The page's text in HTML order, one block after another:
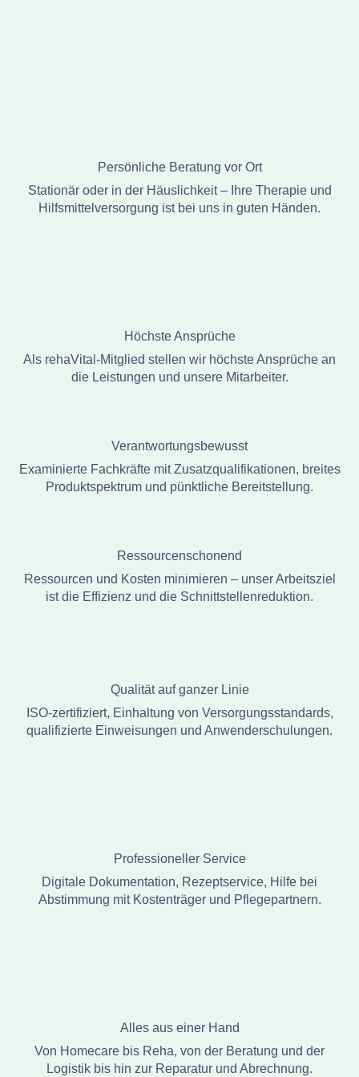
Persönliche Beratung vor Ort
Stationär oder in der Häuslichkeit – Ihre Therapie und
Hilfsmittelversorgung ist bei uns in guten Händen.
Höchste Ansprüche
Als rehaVital-Mitglied stellen wir höchste Ansprüche an
die Leistungen und unsere Mitarbeiter.
Verantwortungsbewusst
Examinierte Fachkräfte mit Zusatzqualifikationen, breites
Produktspektrum und pünktliche Bereitstellung.
Ressourcenschonend
Ressourcen und Kosten minimieren – unser Arbeitsziel
ist die Effizienz und die Schnittstellenreduktion.
Qualität auf ganzer Linie
ISO-zertifiziert, Einhaltung von Versorgungsstandards,
qualifizierte Einweisungen und Anwenderschulungen.
Professioneller Service
Digitale Dokumentation, Rezeptservice, Hilfe bei
Abstimmung mit Kostenträger und Pflegepartnern.
Alles aus einer Hand
Von Homecare bis Reha, von der Beratung und der
Logistik bis hin zur Reparatur und Abrechnung.